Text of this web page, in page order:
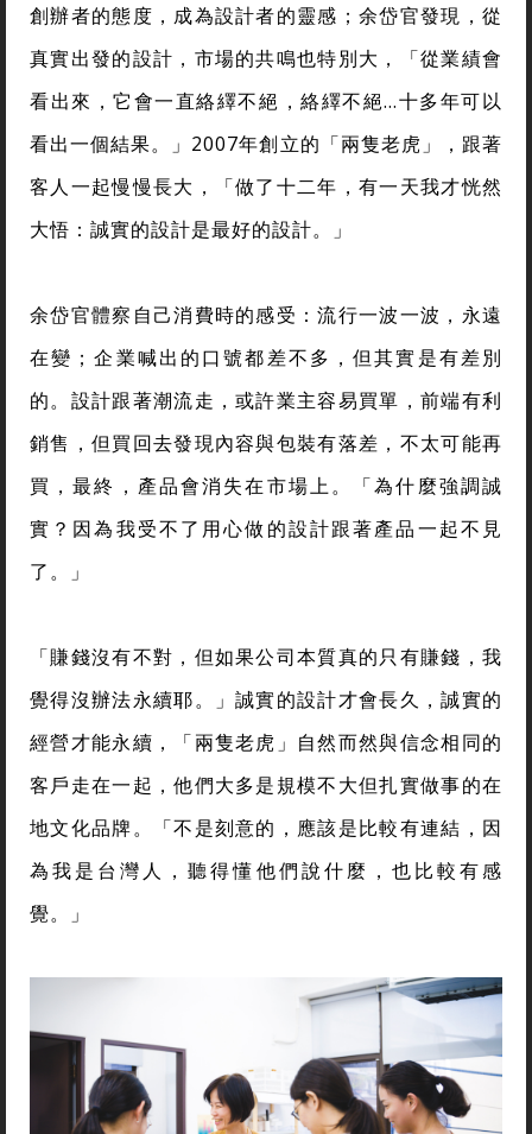
創辦者的態度，成為設計者的靈感；余岱官發現，從
真實出發的設計，市場的共鳴也特別大，「從業績會
看出來，它會一直絡繹不絕，絡繹不絕…十多年可以
看出一個結果。」2007年創立的「兩隻老虎」，跟著
客人一起慢慢長大，「做了十二年，有一天我才恍然
大悟：誠實的設計是最好的設計。」
余岱官體察自己消費時的感受：流行一波一波，永遠
在變；企業喊出的口號都差不多，但其實是有差別
的。設計跟著潮流走，或許業主容易買單，前端有利
銷售，但買回去發現內容與包裝有落差，不太可能再
買，最終，產品會消失在市場上。「為什麼強調誠
實？因為我受不了用心做的設計跟著產品一起不見
了。」
「賺錢沒有不對，但如果公司本質真的只有賺錢，我
覺得沒辦法永續耶。」誠實的設計才會長久，誠實的
經營才能永續，「兩隻老虎」自然而然與信念相同的
客戶走在一起，他們大多是規模不大但扎實做事的在
地文化品牌。「不是刻意的，應該是比較有連結，因
為我是台灣人，聽得懂他們說什麼，也比較有感
覺。」